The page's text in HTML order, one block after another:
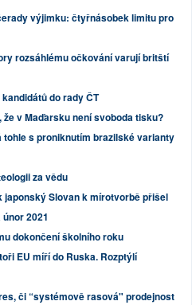
výjimku: čtyřnásobek limitu pro
rozsáhlému očkování varují britští
do rady ČT
v Maďarsku není svoboda tisku?
tohle s proniknutím brazilské varianty
za vědu
japonský Slovan k mírotvorbě přišel
2021
dokončení školního roku
EU míří do Ruska. Rozptýlí
či “systémově rasová" prodejnost